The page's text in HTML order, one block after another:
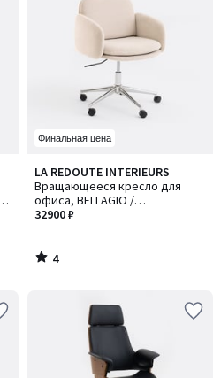
Финальная цена
LA REDOUTE INTERIEURS
Вращающееся кресло для
офиса, BELLAGIO /
БЕЛЛАДЖИО
32900 ₽
4
/
5
4
/